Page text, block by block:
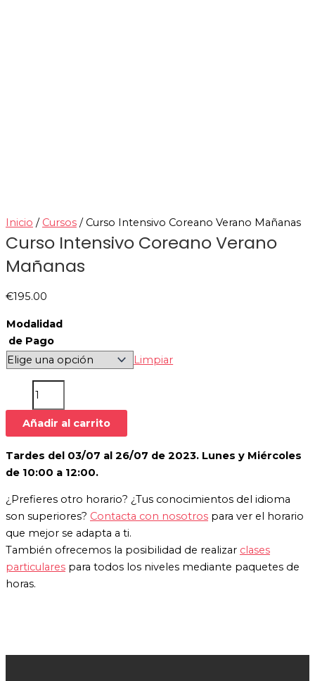
Inicio / Cursos / Curso Intensivo Coreano Verano Mañanas
Curso Intensivo Coreano Verano
Mañanas
€195.00
Modalidad
de Pago
Limpiar
Añadir al carrito
Tardes del 03/07 al 26/07 de 2023. Lunes y Miércoles
de 10:00 a 12:00.
¿Prefieres otro horario? ¿Tus conocimientos del idioma
son superiores? Contacta con nosotros para ver el horario
que mejor se adapta a ti.
También ofrecemos la posibilidad de realizar clases
particulares para todos los niveles mediante paquetes de
horas.